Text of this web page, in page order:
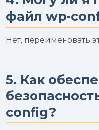
файл wp-
Нет, переименовать
5. Как
config?